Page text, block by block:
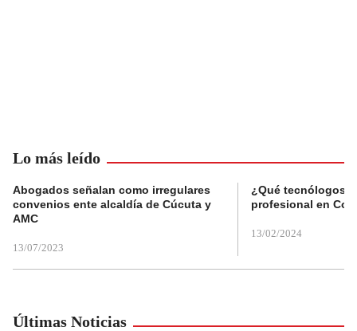
Lo más leído
Abogados señalan como irregulares
convenios ente alcaldía de Cúcuta y
AMC
13/07/2023
¿Qué tecnólogos
profesional en
13/02/2024
Últimas Noticias